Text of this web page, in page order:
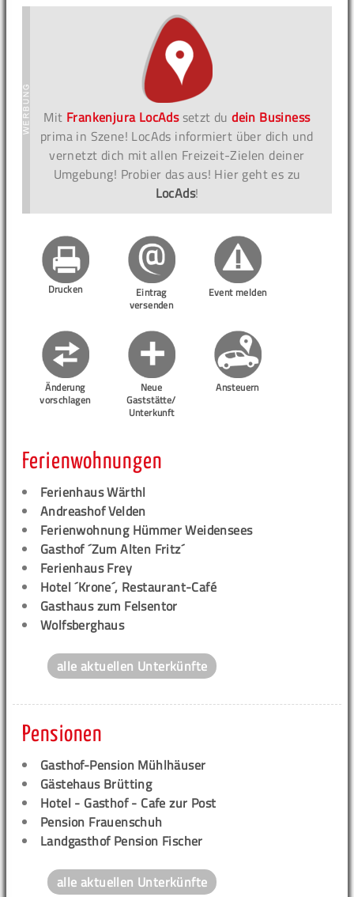
Mit Frankenjura LocAdssetzt dudein Business
prima in Szene! LocAds informiert über dich und
vernetzt dich mit allen Freizeit-Zielen deiner
Umgebung! Probier das aus! Hier geht es zu
LocAds!
Drucken
Eintrag
versenden
Event melden
Änderung
vorschlagen
Neue
Gaststätte/
Unterkunft
Ansteuern
Ferienwohnungen
Ferienhaus Wärthl
Andreashof Velden
Ferienwohnung Hümmer Weidensees
Gasthof ´Zum Alten Fritz´
Ferienhaus Frey
Hotel ´Krone´, Restaurant-Café
Gasthaus zum Felsentor
Wolfsberghaus
alle aktuellen Unterkünfte
Pensionen
Gasthof-Pension Mühlhäuser
Gästehaus Brütting
Hotel - Gasthof - Cafe zur Post
Pension Frauenschuh
Landgasthof Pension Fischer
alle aktuellen Unterkünfte